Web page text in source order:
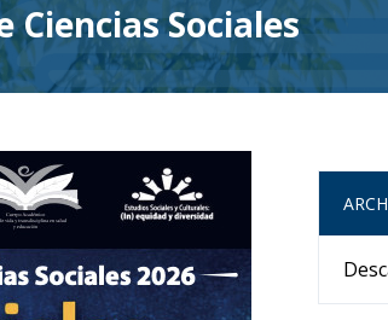
Sociales